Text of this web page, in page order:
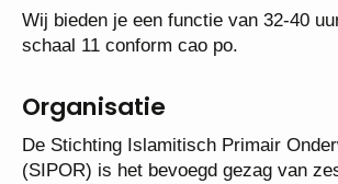
Wij bieden je een functie van 32-40
schaal 11 conform cao po.
Organisatie
De Stichting Islamitisch Primair
(SIPOR) is het bevoegd gezag van